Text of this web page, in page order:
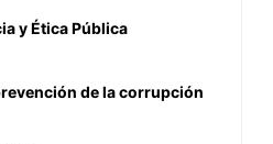
y Ética Pública
de la corrupción